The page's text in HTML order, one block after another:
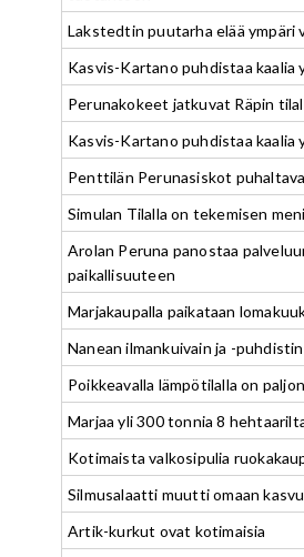
Lakstedtin puutarha elää ympäri
Kasvis-Kartano puhdistaa kaalia
Perunakokeet jatkuvat Räpin
Kasvis-Kartano puhdistaa kaalia
Penttilän Perunasiskot
Simulan Tilalla on tekemisen
Arolan Peruna panostaa
paikallisuuteen
Marjakaupalla paikataan
Nanean ilmankuivain ja -
Poikkeavalla lämpötilalla on
Marjaa yli 300 tonnia 8
Kotimaista valkosipulia
Silmusalaatti muutti omaan
Artik-kurkut ovat kotimaisia